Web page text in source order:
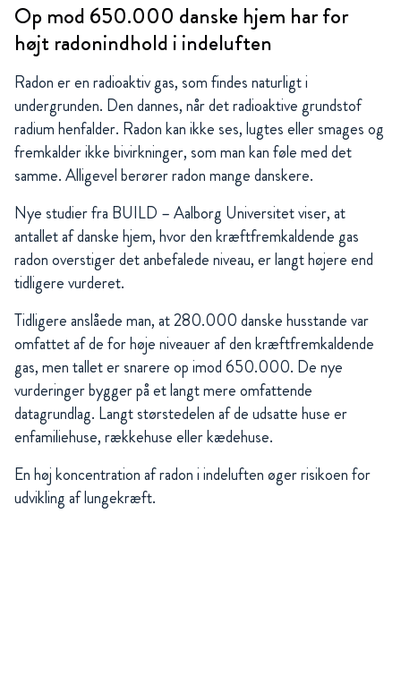
Op mod 650.000 danske hjem har for
højt radonindhold i indeluften
Radon er en radioaktiv gas, som findes naturligt i
undergrunden. Den dannes, når det radioaktive grundstof
radium henfalder. Radon kan ikke ses, lugtes eller smages og
fremkalder ikke bivirkninger, som man kan føle med det
samme. Alligevel berører radon mange danskere.
Nye studier fra BUILD – Aalborg Universitet viser, at
antallet af danske hjem, hvor den kræftfremkaldende gas
radon overstiger det anbefalede niveau, er langt højere end
tidligere vurderet.
Tidligere anslåede man, at 280.000 danske husstande var
omfattet af de for høje niveauer af den kræftfremkaldende
gas, men tallet er snarere op imod 650.000. De nye
vurderinger bygger på et langt mere omfattende
datagrundlag. Langt størstedelen af de udsatte huse er
enfamiliehuse, rækkehuse eller kædehuse.
En høj koncentration af radon i indeluften øger risikoen for
udvikling af lungekræft.